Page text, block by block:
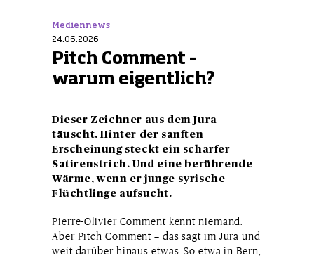
Mediennews
24.06.2026
Pitch Comment –
warum eigentlich?
Dieser Zeichner aus dem Jura
täuscht. Hinter der sanften
Erscheinung steckt ein scharfer
Satirenstrich. Und eine berührende
Wärme, wenn er junge syrische
Flüchtlinge aufsucht.
Pierre-Olivier Comment kennt niemand.
Aber Pitch Comment – das sagt im Jura und
weit darüber hinaus etwas. So etwa in Bern,